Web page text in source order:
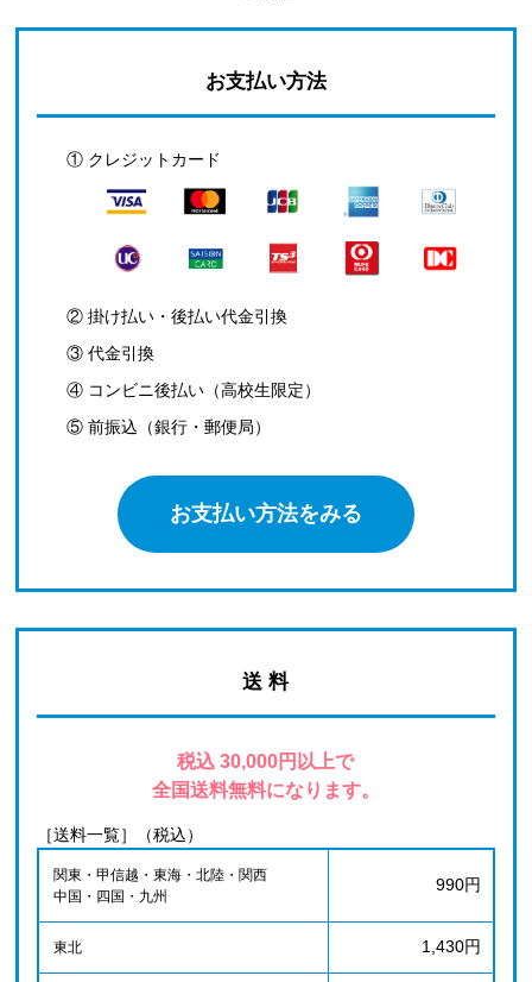
お支払い方法
① クレジットカード
② 掛け払い・後払い代金引換
③ 代金引換
④ コンビニ後払い（高校生限定）
⑤ 前振込（銀行・郵便局）
お支払い方法をみる
送 料
税込 30,000円以上で
全国送料無料になります。
［送料一覧］（税込）
関東・甲信越・東海・北陸・関西
中国・四国・九州
990円
東北 1,430円